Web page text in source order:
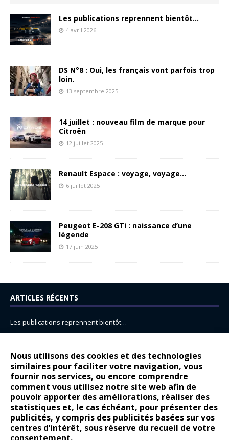
Nous utilisons des cookies et des technologies
similaires pour faciliter votre navigation, vous
fournir nos services, ou encore comprendre
comment vous utilisez notre site web afin de
pouvoir apporter des améliorations, réaliser des
statistiques et, le cas échéant, pour présenter des
publicités, y compris des publicités basées sur vos
centres d’intérêt, sous réserve du recueil de votre
Les publications reprennent bientôt…
4 avril 2026
DS N°8 : Oui, les français vont parfois trop
loin.
13 septembre 2025
14 juillet : nouveau film de marque pour
Citroën
12 juillet 2025
Renault Espace : voyage, voyage…
6 juillet 2025
Peugeot E-208 GTi : naissance d’une
légende
17 juin 2025
ARTICLES RÉCENTS
Les publications reprennent bientôt…
14 juillet : nouveau film de marque pour Citroën
Renault Espace : voyage, voyage…
Peugeot E-208 GTi : naissance d’une légende
COMMENTAIRES RÉCENTS
Bernard DardartdansDacia Sandero : pour les gens vrais